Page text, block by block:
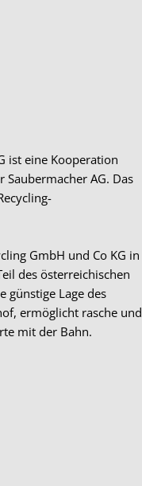
ist eine Kooperation
Saubermacher AG. Das
GmbH und Co KG in
des österreichischen
günstige Lage des
ermöglicht rasche und
mit der Bahn.